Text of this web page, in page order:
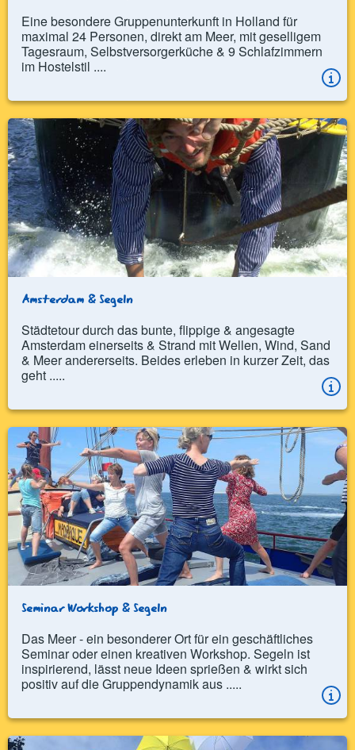
Eine besondere Gruppenunterkunft in Holland für
maximal 24 Personen, direkt am Meer, mit geselligem
Tagesraum, Selbstversorgerküche & 9 Schlafzimmern
im Hostelstil ....
Amsterdam & Segeln
Städtetour durch das bunte, flippige & angesagte
Amsterdam einerseits & Strand mit Wellen, Wind, Sand
& Meer andererseits. Beides erleben in kurzer Zeit, das
geht .....
Seminar Workshop & Segeln
Das Meer - ein besonderer Ort für ein geschäftliches
Seminar oder einen kreativen Workshop. Segeln ist
inspirierend, lässt neue Ideen sprießen & wirkt sich
positiv auf die Gruppendynamik aus .....